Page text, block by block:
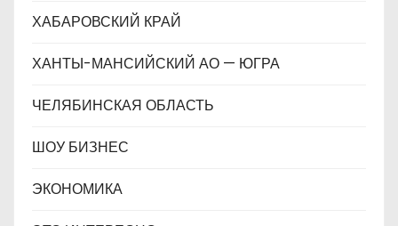
ХАБАРОВСКИЙ КРАЙ
ХАНТЫ-МАНСИЙСКИЙ АО — ЮГРА
ЧЕЛЯБИНСКАЯ ОБЛАСТЬ
ШОУ БИЗНЕС
ЭКОНОМИКА